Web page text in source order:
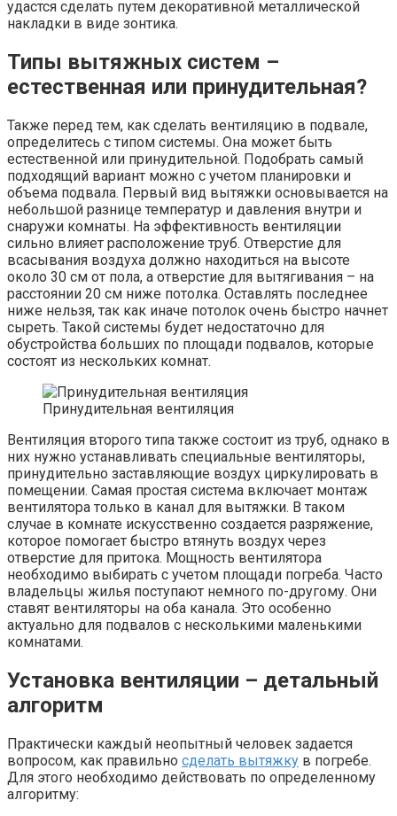
удастся сделать путем декоративной металлической
накладки в виде зонтика.
Типы вытяжных систем –
естественная или принудительная?
Также перед тем, как сделать вентиляцию в подвале,
определитесь с типом системы. Она может быть
естественной или принудительной. Подобрать самый
подходящий вариант можно с учетом планировки и
объема подвала. Первый вид вытяжки основывается на
небольшой разнице температур и давления внутри и
снаружи комнаты. На эффективность вентиляции
сильно влияет расположение труб. Отверстие для
всасывания воздуха должно находиться на высоте
около 30 см от пола, а отверстие для вытягивания – на
расстоянии 20 см ниже потолка. Оставлять последнее
ниже нельзя, так как иначе потолок очень быстро начнет
сыреть. Такой системы будет недостаточно для
обустройства больших по площади подвалов, которые
состоят из нескольких комнат.
Принудительная вентиляция
Вентиляция второго типа также состоит из труб, однако в
них нужно устанавливать специальные вентиляторы,
принудительно заставляющие воздух циркулировать в
помещении. Самая простая система включает монтаж
вентилятора только в канал для вытяжки. В таком
случае в комнате искусственно создается разряжение,
которое помогает быстро втянуть воздух через
отверстие для притока. Мощность вентилятора
необходимо выбирать с учетом площади погреба. Часто
владельцы жилья поступают немного по-другому. Они
ставят вентиляторы на оба канала. Это особенно
актуально для подвалов с несколькими маленькими
комнатами.
Установка вентиляции – детальный
алгоритм
Практически каждый неопытный человек задается
вопросом, как правильно сделать вытяжку в погребе.
Для этого необходимо действовать по определенному
алгоритму: